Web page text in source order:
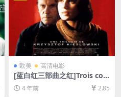
欧美 高清电影
[蓝白红三部曲之红]Trois coul
eurs: Rouge (1994)[百度网
盘+迅雷云盘资源1080P超清
4 年前 2.85